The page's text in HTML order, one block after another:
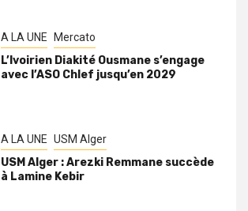
A LA UNE Mercato
L’Ivoirien Diakité Ousmane s’engage
avec l’ASO Chlef jusqu’en 2029
A LA UNE USM Alger
USM Alger : Arezki Remmane succède
à Lamine Kebir